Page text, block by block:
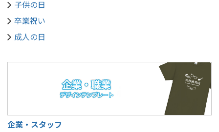
子供の日
卒業祝い
成人の日
企業・スタッフ